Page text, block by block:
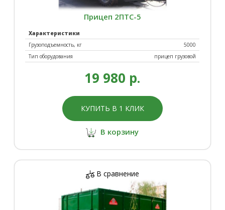
Прицеп 2ПТС-5
Характеристики
Грузоподъемность, кг
5000
Тип оборудования
прицеп грузовой
19 980 р.
КУПИТЬ В 1 КЛИК
В корзину
В сравнение